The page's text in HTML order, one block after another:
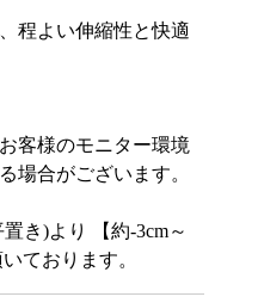
程よい伸縮性と快適
客様のモニター環境
場合がございます。
き)より 【約-3cm～
ております。